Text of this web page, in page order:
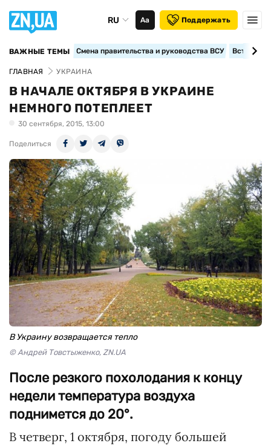
RU Аа Поддержать
ВАЖНЫЕ ТЕМЫ Смена правительства и руководства ВСУ
ГЛАВНАЯ УКРАИНА
В НАЧАЛЕ ОКТЯБРЯ В УКРАИНЕ
НЕМНОГО ПОТЕПЛЕЕТ
30 сентября, 2015, 13:00
Поделиться
В Украину возвращается тепло
© Андрей Товстыженко, ZN.UA
После резкого похолодания к концу
недели температура воздуха
поднимется до 20°.
В четверг, 1 октября, погоду большей